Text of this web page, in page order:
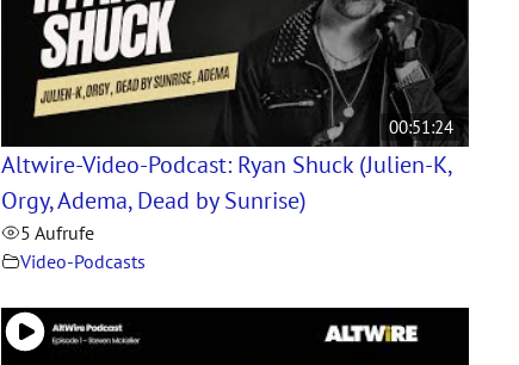
00:51:24
Altwire-Video-Podcast: Ryan Shuck (Julien-K,
Orgy, Adema, Dead by Sunrise)
5 Aufrufe
Video-Podcasts